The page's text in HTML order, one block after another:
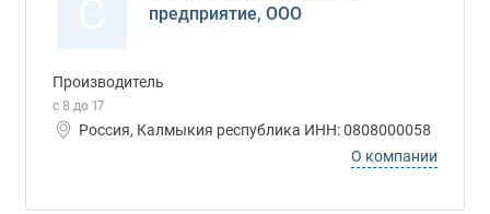
предприятие, ООО
Производитель
с 8 до 17
Россия, Калмыкия республика ИНН: 0808000058
О компании